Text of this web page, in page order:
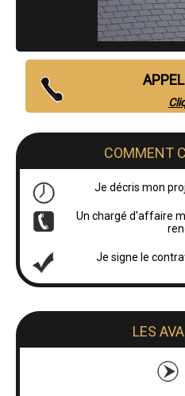
COMMENT
Je décris mon
Un chargé d'affaire
Je signe le
LES